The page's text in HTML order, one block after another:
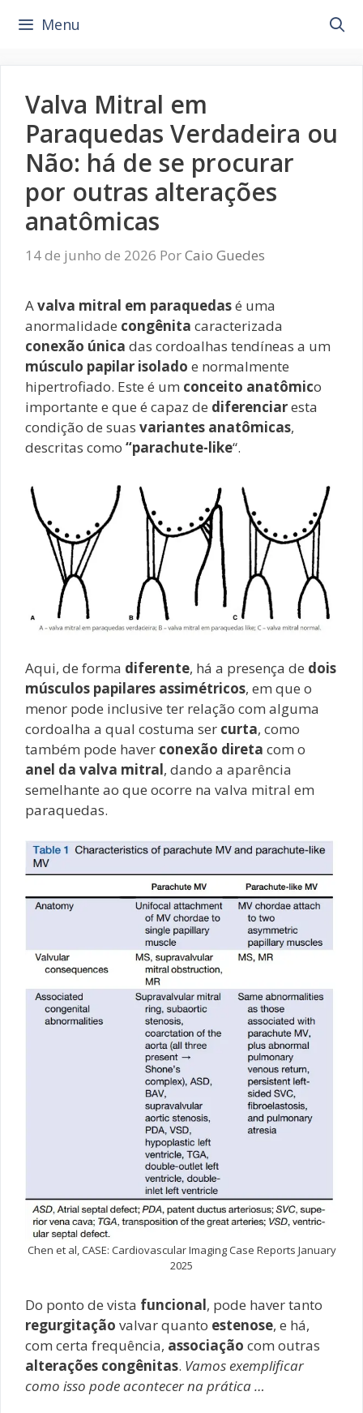
para
Menu
Valva Mitral em
Paraquedas Verdadeira ou
Não: há de se procurar
por outras alterações
anatômicas
14 de junho de 2026 PorCaio Guedes
Avalva mitral em paraquedasé uma
anormalidade congênita caracterizada
conexão única das cordoalhas tendíneas a um
músculo papilar isolado e normalmente
hipertrofiado. Este é um conceito anatômico
importante e que é capaz de diferenciaresta
condição de suas variantes anatômicas,
descritas como “parachute-like“.
Aqui, de forma diferente, há a presença de dois
músculos papilares assimétricos, em que o
menor pode inclusive ter relação com alguma
cordoalha a qual costuma ser curta, como
também pode haver conexão direta com o
anel da valva mitral, dando a aparência
semelhante ao que ocorre na valva mitral em
paraquedas.
Chen et al, CASE: Cardiovascular Imaging Case Reports January
2025
Do ponto de vista funcional, pode haver tanto
regurgitação valvar quanto estenose, e há,
com certa frequência, associação com outras
alterações congênitas. Vamos exemplificar
como isso pode acontecer na prática …